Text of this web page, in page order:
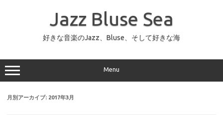
ッ
プ
Jazz Bluse Sea
好きな音楽のJazz、Bluse、そして好きな海
Menu
月別アーカイブ: 2017年3月